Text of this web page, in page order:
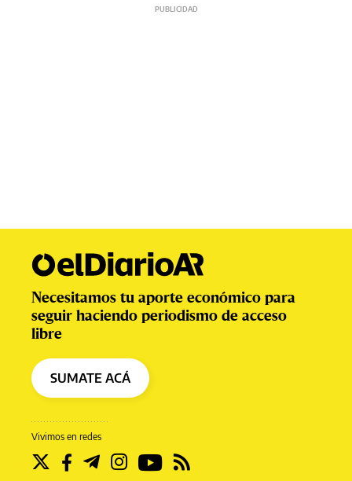
Vivimos en redes
Necesitamos tu aporte económico para
seguir haciendo periodismo de acceso
libre
SUMATE ACÁ